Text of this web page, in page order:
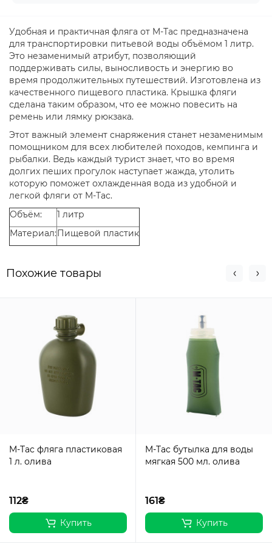
Удобная и практичная фляга от M-Tac предназначена
для транспортировки питьевой воды объёмом 1 литр.
Это незаменимый атрибут, позволяющий
поддерживать силы, выносливость и энергию во
время продолжительных путешествий. Изготовлена из
качественного пищевого пластика. Крышка фляги
сделана таким образом, что ее можно повесить на
ремень или лямку рюкзака.
Этот важный элемент снаряжения станет незаменимым
помощником для всех любителей походов, кемпинга и
рыбалки. Ведь каждый турист знает, что во время
долгих пеших прогулок наступает жажда, утолить
которую поможет охлажденная вода из удобной и
легкой фляги от M-Tac.
Объём:
1 литр
Материал:Пищевой пластик
Похожие товары
M-Tac фляга пластиковая
1 л. олива
112₴
Купить
M-Tac бутылка для воды
мягкая 500 мл. олива
161₴
Купить